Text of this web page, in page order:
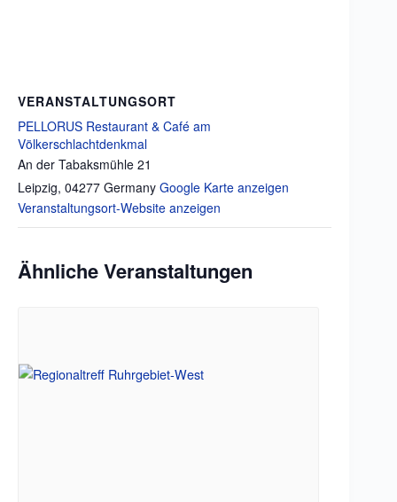
VERANSTALTUNGSORT
PELLORUS Restaurant & Café am
Völkerschlachtdenkmal
An der Tabaksmühle 21
Leipzig, 04277 Germany Google Karte anzeigen
Veranstaltungsort-Website anzeigen
Ähnliche Veranstaltungen